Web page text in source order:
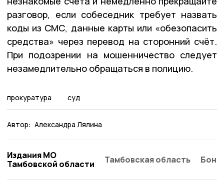
разговор, если собеседник требует назвать
коды из СМС, данные карты или «обезопасить
средства» через перевод на сторонний счёт.
При подозрении на мошенничество следует
незамедлительно обращаться в полицию.
прокуратура суд
Автор: Александра Лялина
Издания МО
Тамбовской области
Тамбовская область